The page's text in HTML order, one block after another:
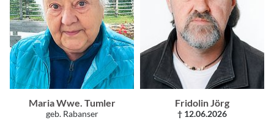
Maria Wwe. Tumler
geb. Rabanser
Fridolin Jörg
† 12.06.2026